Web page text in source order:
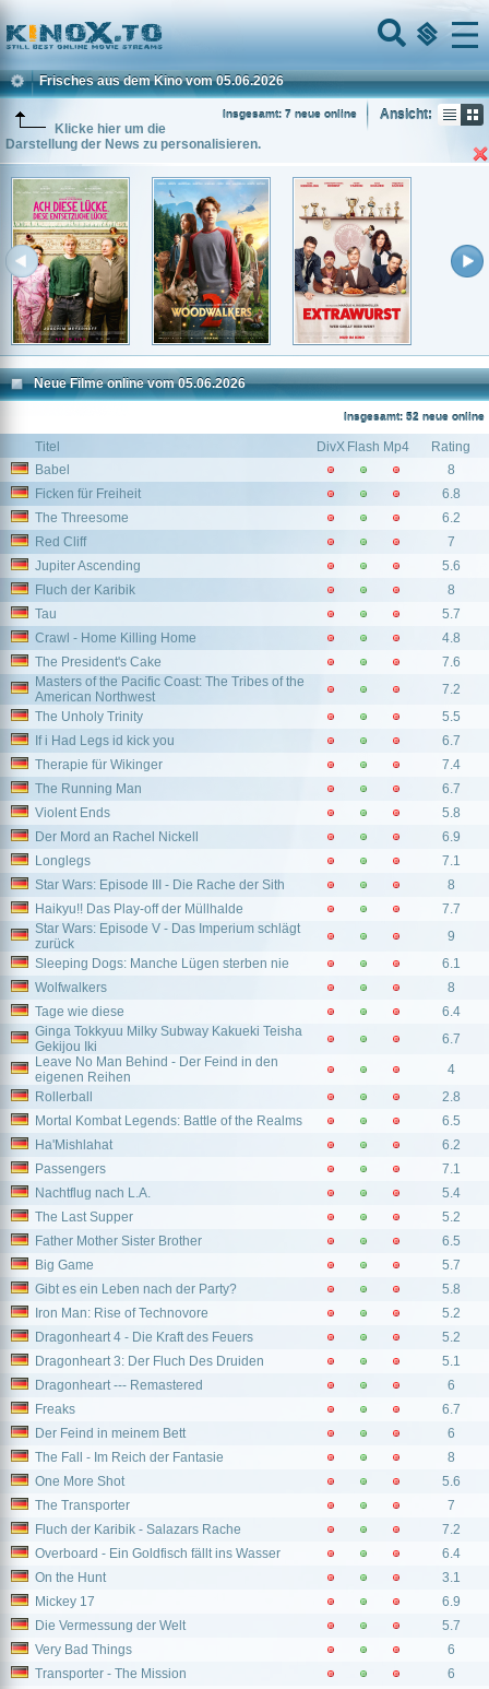
Home
Menu
Frisches aus dem Kino vom 05.06.2026
Ansicht:
Insgesamt: 7 neue online
Klicke hier um die
Darstellung der News zu personalisieren.
Neue Filme online vom 05.06.2026
Insgesamt: 52 neue online
Titel DivX Flash Mp4
Rating
Babel
8
Ficken für Freiheit
6.8
The Threesome
6.2
Red Cliff
7
Jupiter Ascending
5.6
Fluch der Karibik
8
Tau
5.7
Crawl - Home Killing Home
4.8
The President's Cake
7.6
Masters of the Pacific Coast: The Tribes of the
American Northwest
7.2
The Unholy Trinity
5.5
If i Had Legs id kick you
6.7
Therapie für Wikinger
7.4
The Running Man
6.7
Violent Ends
5.8
Der Mord an Rachel Nickell
6.9
Longlegs
7.1
Star Wars: Episode III - Die Rache der Sith
8
Haikyu!! Das Play-off der Müllhalde
7.7
Star Wars: Episode V - Das Imperium schlägt
zurück
9
Sleeping Dogs: Manche Lügen sterben nie
6.1
Wolfwalkers
8
Tage wie diese
6.4
Ginga Tokkyuu Milky Subway Kakueki Teisha
Gekijou Iki
6.7
Leave No Man Behind - Der Feind in den
eigenen Reihen
4
Rollerball
2.8
Mortal Kombat Legends: Battle of the Realms
6.5
Ha'Mishlahat
6.2
Passengers
7.1
Nachtflug nach L.A.
5.4
The Last Supper
5.2
Father Mother Sister Brother
6.5
Big Game
5.7
Gibt es ein Leben nach der Party?
5.8
Iron Man: Rise of Technovore
5.2
Dragonheart 4 - Die Kraft des Feuers
5.2
Dragonheart 3: Der Fluch Des Druiden
5.1
Dragonheart --- Remastered
6
Freaks
6.7
Der Feind in meinem Bett
6
The Fall - Im Reich der Fantasie
8
One More Shot
5.6
The Transporter
7
Fluch der Karibik - Salazars Rache
7.2
Overboard - Ein Goldfisch fällt ins Wasser
6.4
On the Hunt
3.1
Mickey 17
6.9
Die Vermessung der Welt
5.7
Very Bad Things
6
Transporter - The Mission
6